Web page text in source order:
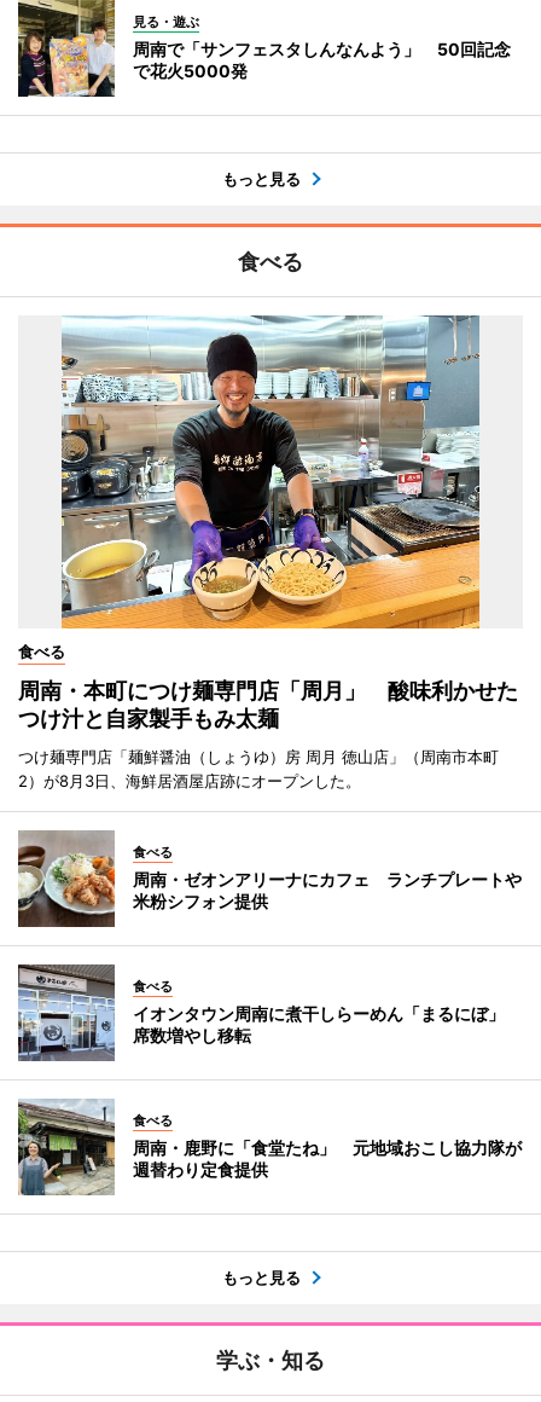
見る・遊ぶ
周南で「サンフェスタしんなんよう」 50回記念
で花火5000発
もっと見る
食べる
食べる
周南・本町につけ麺専門店「周月」 酸味利かせた
つけ汁と自家製手もみ太麺
つけ麺専門店「麺鮮醤油（しょうゆ）房 周月 徳山店」（周南市本町
2）が8月3日、海鮮居酒屋店跡にオープンした。
食べる
周南・ゼオンアリーナにカフェ ランチプレートや
米粉シフォン提供
食べる
イオンタウン周南に煮干しらーめん「まるにぼ」
席数増やし移転
食べる
周南・鹿野に「食堂たね」 元地域おこし協力隊が
週替わり定食提供
もっと見る
学ぶ・知る